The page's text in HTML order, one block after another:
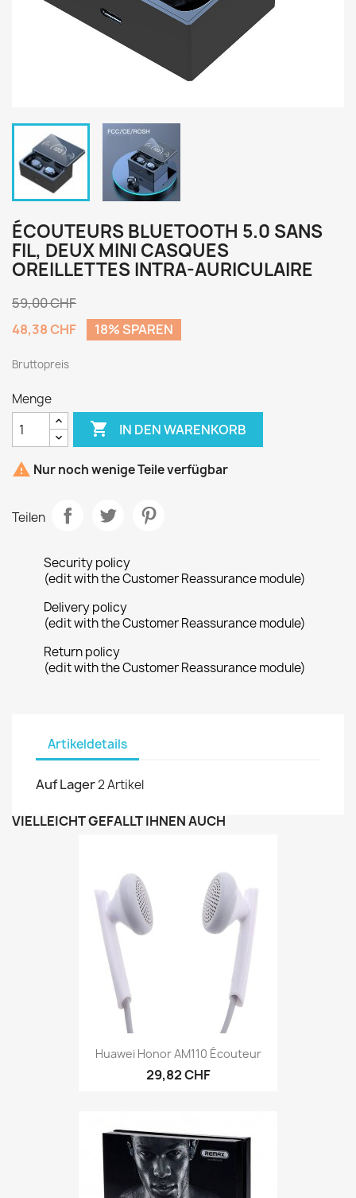
ÉCOUTEURS BLUETOOTH 5.0 SANS
FIL, DEUX MINI CASQUES
OREILLETTES INTRA-AURICULAIRE
59,00 CHF
48,38 CHF
18% SPAREN
Bruttopreis
Menge
 IN DEN WARENKORB
 Nur noch wenige Teile verfügbar
Teilen
Security policy
(edit with the Customer Reassurance module)
Delivery policy
(edit with the Customer Reassurance module)
Return policy
(edit with the Customer Reassurance module)
Artikeldetails
Auf Lager2 Artikel
VIELLEICHT GEFÄLLT IHNEN AUCH
Huawei Honor AM110 Écouteur
29,82 CHF